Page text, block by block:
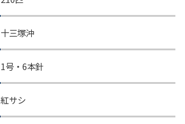
十三塚沖
1号・6本針
紅サシ